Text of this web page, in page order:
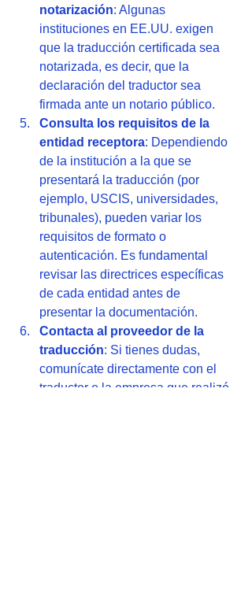
notarización: Algunas
instituciones en EE.UU. exigen
que la traducción certificada sea
notarizada, es decir, que la
declaración del traductor sea
firmada ante un notario público.
Consulta los requisitos de la
entidad receptora: Dependiendo
de la institución a la que se
presentará la traducción (por
ejemplo, USCIS, universidades,
tribunales), pueden variar los
requisitos de formato o
autenticación. Es fundamental
revisar las directrices específicas
de cada entidad antes de
presentar la documentación.
Contacta al proveedor de la
traducción: Si tienes dudas,
comunícate directamente con el
traductor o la empresa que realizó